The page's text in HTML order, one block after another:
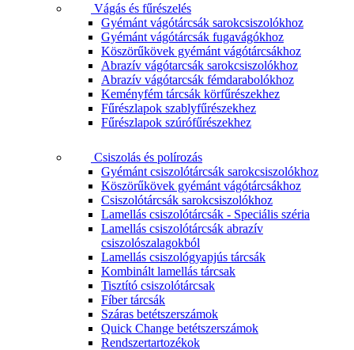
Vágás és fűrészelés
Gyémánt vágótárcsák sarokcsiszolókhoz
Gyémánt vágótárcsák fugavágókhoz
Köszörűkövek gyémánt vágótárcsákhoz
Abrazív vágótarcsák sarokcsiszolókhoz
Abrazív vágótarcsák fémdarabolókhoz
Keményfém tárcsák körfűrészekhez
Fűrészlapok szablyfűrészekhez
Fűrészlapok szúrófűrészekhez
Csiszolás és polírozás
Gyémánt csiszolótárcsák sarokcsiszolókhoz
Köszörűkövek gyémánt vágótárcsákhoz
Csiszolótárcsák sarokcsiszolókhoz
Lamellás csiszolótárcsák - Speciális széria
Lamellás csiszolótárcsák abrazív
csiszolószalagokból
Lamellás csiszológyapjús tárcsák
Kombinált lamellás tárcsak
Tisztító csiszolótárcsak
Fíber tárcsák
Száras betétszerszámok
Quick Change betétszerszámok
Rendszertartozékok